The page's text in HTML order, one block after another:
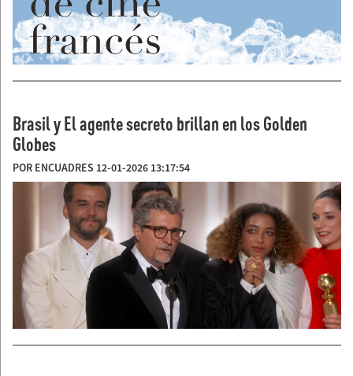
Brasil y El agente secreto brillan en los Golden
Globes
POR ENCUADRES 12-01-2026 13:17:54